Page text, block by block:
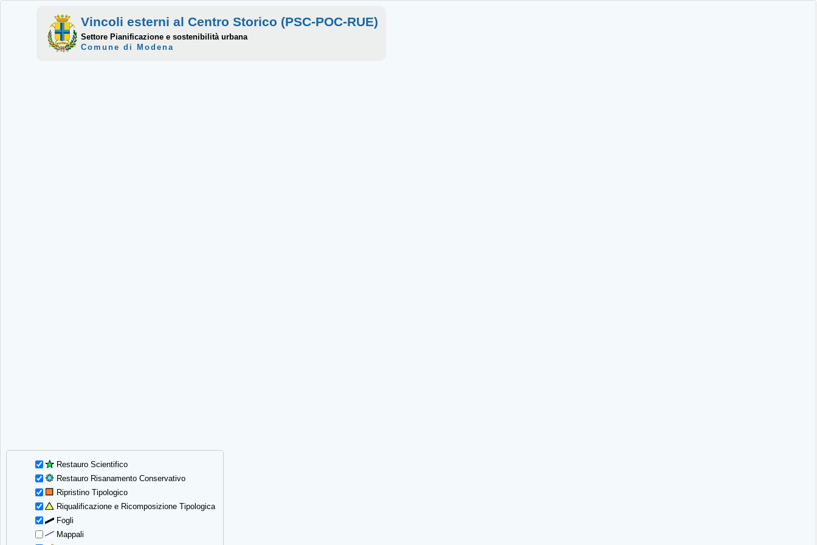
Restauro Scientifico
Restauro Risanamento Conservativo
Ripristino Tipologico
Riqualificazione e Ricomposizione Tipologica
Fogli
Mappali
Vincoli esterni al Centro Storico (PSC-POC-RUE)
Settore Pianificazione e sostenibilità urbana
Comune di Modena